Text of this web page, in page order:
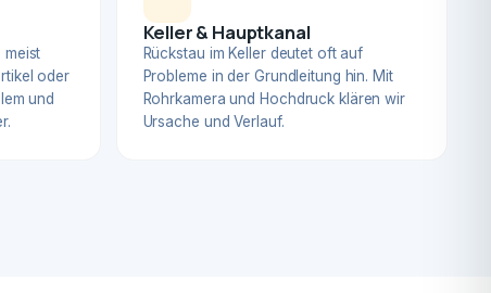
meist
oder
und
Keller & Hauptkanal
Rückstau im Keller deutet oft auf
Probleme in der Grundleitung hin. Mit
Rohrkamera und Hochdruck klären wir
Ursache und Verlauf.